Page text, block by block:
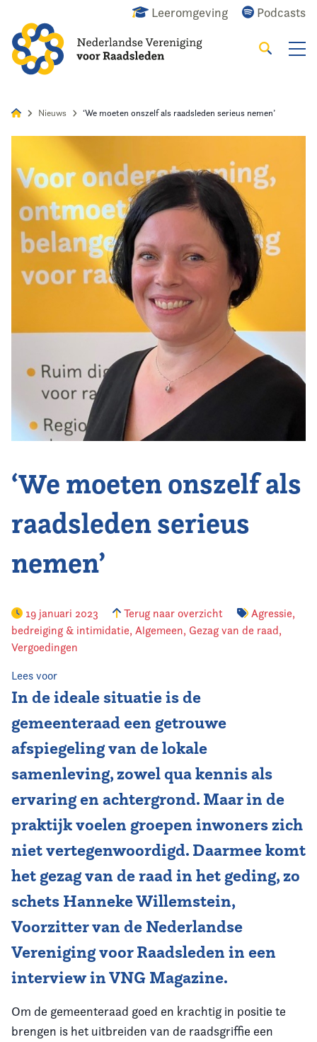
Leeromgeving Podcasts
Zoeken
Agenda
Nieuws
Opleiding & Ontwikkeling
Contact
Nieuws ‘We moeten onszelf als raadsleden serieus nemen’
‘We moeten onszelf als
raadsleden serieus
nemen’
19 januari 2023 Terug naar overzicht
Agressie,
bedreiging & intimidatie, Algemeen, Gezag van de raad,
Vergoedingen
Lees voor
In de ideale situatie is de
gemeenteraad een getrouwe
afspiegeling van de lokale
samenleving, zowel qua kennis als
ervaring en achtergrond. Maar in de
praktijk voelen groepen inwoners zich
niet vertegenwoordigd. Daarmee komt
het gezag van de raad in het geding, zo
schets Hanneke Willemstein,
Voorzitter van de Nederlandse
Vereniging voor Raadsleden in een
interview in VNG Magazine.
Om de gemeenteraad goed en krachtig in positie te
brengen is het uitbreiden van de raadsgriffie een